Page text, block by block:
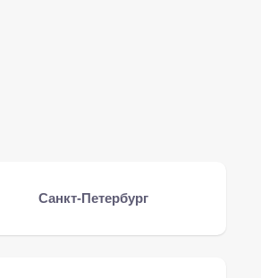
Санкт-Петербург